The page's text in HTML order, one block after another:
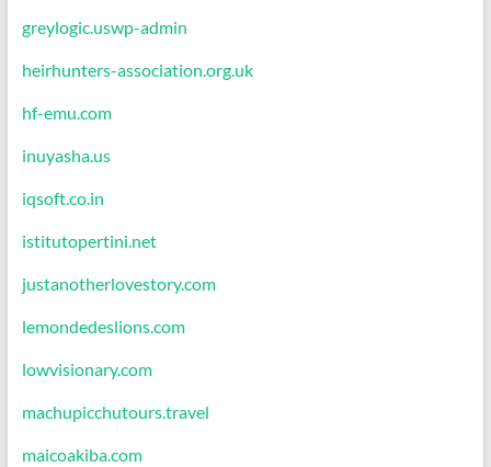
greylogic.uswp-admin
heirhunters-association.org.uk
hf-emu.com
inuyasha.us
iqsoft.co.in
istitutopertini.net
justanotherlovestory.com
lemondedeslions.com
lowvisionary.com
machupicchutours.travel
maicoakiba.com